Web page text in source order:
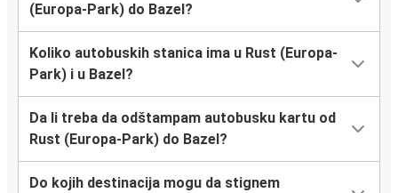
(Europa-Park) do Bazel?
Koliko autobuskih stanica ima u Rust (Europa-
Park) i u Bazel?
Da li treba da odštampam autobusku kartu od
Rust (Europa-Park) do Bazel?
Do kojih destinacija mogu da stignem